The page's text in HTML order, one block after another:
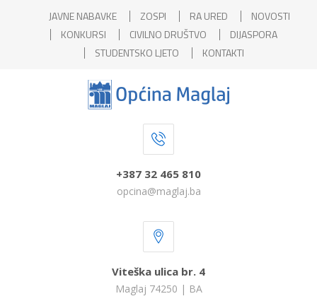
JAVNE NABAVKE ZOSPI RA URED
NOVOSTI
KONKURSI
CIVILNO DRUŠTVO
DIJASPORA
STUDENTSKO LJETO
KONTAKTI
+387 32 465 810
opcina@maglaj.ba
Viteška ulica br. 4
Maglaj 74250 | BA